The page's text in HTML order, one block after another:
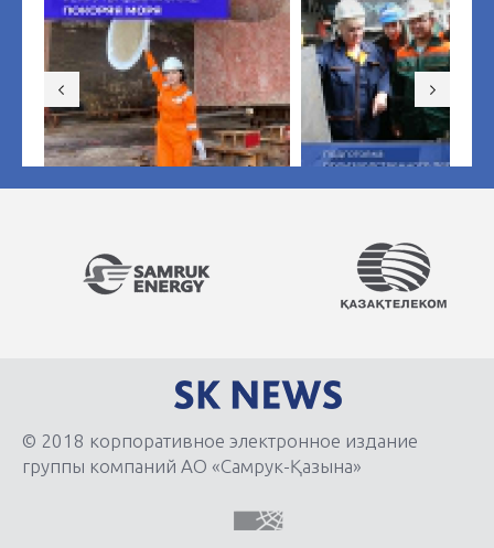
© 2018 корпоративное электронное издание
группы компаний АО «Самрук-Қазына»